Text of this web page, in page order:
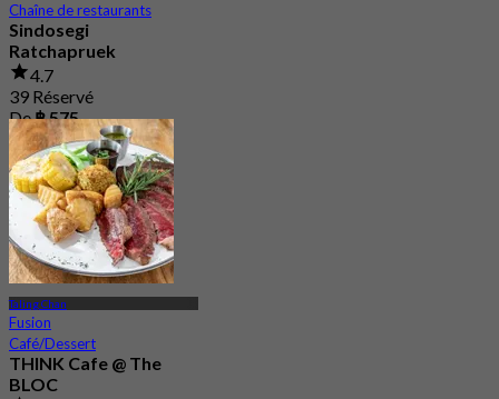
Chaîne de restaurants
Sindosegi
Ratchapruek
4.7
39 Réservé
De฿ 575
Taling Chan
Fusion
Café/Dessert
THINK Cafe @ The
BLOC